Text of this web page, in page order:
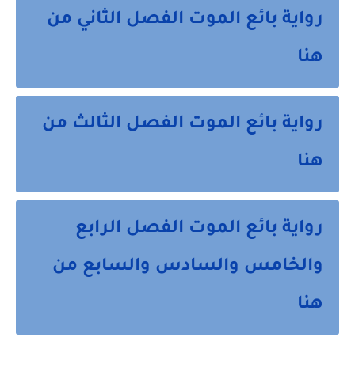
رواية بائع الموت الفصل الثاني من
هنا
رواية بائع الموت الفصل الثالث من
هنا
رواية بائع الموت الفصل الرابع
والخامس والسادس والسابع من
هنا